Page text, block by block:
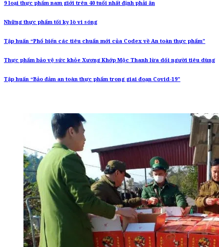
9 loại thực phẩm nam giới trên 40 tuổi nhất định phải ăn
Những thực phẩm tối kỵ lò vi sóng
Tập huấn “Phổ biến các tiêu chuẩn mới của Codex về An toàn thực phẩm”
Thực phẩm bảo vệ sức khỏe Xương Khớp Mộc Thanh lừa dối người tiêu dùng
Tập huấn “Bảo đảm an toàn thực phẩm trong giai đoạn Covid-19”